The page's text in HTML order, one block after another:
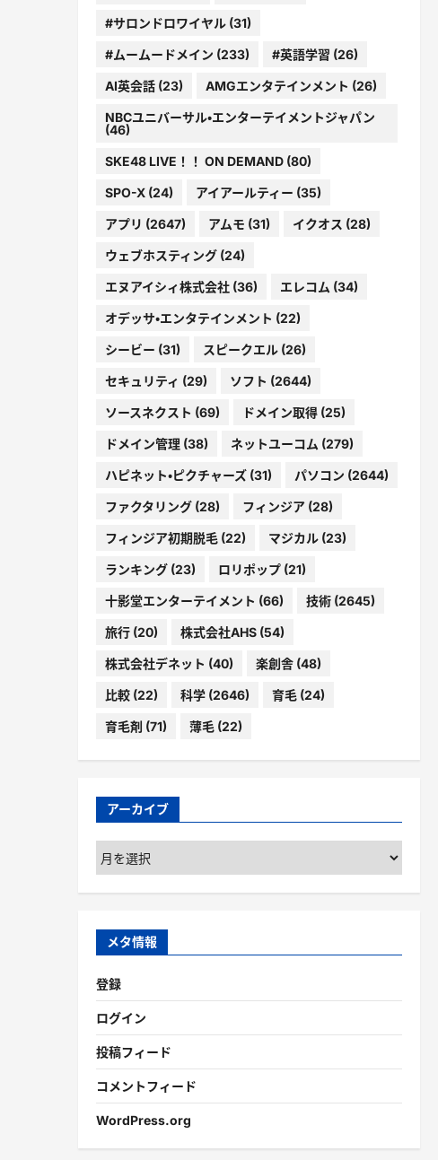
#サロンドロワイヤル(31)
#ムームードメイン (233) #英語学習 (26)
AI英会話(23) AMGエンタテインメント (26)
NBCユニバーサル・エンターテイメントジャパン
(46)
SKE48 LIVE！！ ON DEMAND(80)
SPO-X(24) アイアールティー (35)
アプリ (2647) アムモ (31) イクオス (28)
ウェブホスティング(24)
エヌアイシィ株式会社(36) エレコム (34)
オデッサ・エンタテインメント (22)
シービー (31) スピークエル(26)
セキュリティ (29) ソフト (2644)
ソースネクスト (69) ドメイン取得(25)
ドメイン管理(38) ネットユーコム (279)
ハピネット・ピクチャーズ(31) パソコン (2644)
ファクタリング(28) フィンジア(28)
フィンジア初期脱毛(22) マジカル(23)
ランキング(23) ロリポップ(21)
十影堂エンターテイメント (66) 技術(2645)
旅行(20) 株式会社AHS(54)
株式会社デネット (40) 楽創舎(48)
比較(22) 科学(2646) 育毛(24)
育毛剤 (71) 薄毛(22)
アーカイブ
ア
ー
カ
ブ
メタ情報
登録
ログイン
投稿フィード
コメントフィード
WordPress.org